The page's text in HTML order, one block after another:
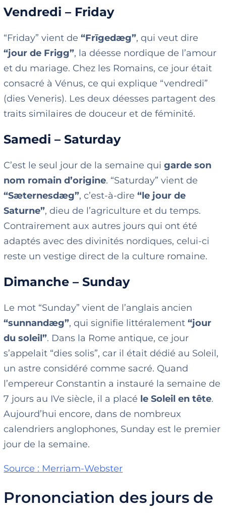
Vendredi – Friday
“Friday” vient de“Frīgedæg”, qui veut dire
“jour de Frigg”, la déesse nordique de l’amour
et du mariage. Chez les Romains, ce jour était
consacré à Vénus, ce qui explique “vendredi”
(dies Veneris). Les deux déesses partagent des
traits similaires de douceur et de féminité.
Samedi – Saturday
C’est le seul jour de la semaine quigarde son
nom romain d’origine. “Saturday” vient de
“Sæternesdæg”, c’est-à-dire“le jour de
Saturne”, dieu de l’agriculture et du temps.
Contrairement aux autres jours qui ont été
adaptés avec des divinités nordiques, celui-ci
reste un vestige direct de la culture romaine.
Dimanche – Sunday
Le mot “Sunday” vient de l’anglais ancien
“sunnandæg”, qui signifie littéralement“jour
du soleil”. Dans la Rome antique, ce jour
s’appelait “dies solis”, car il était dédié au Soleil,
un astre considéré comme sacré. Quand
l’empereur Constantin a instauré la semaine de
7 jours au IVe siècle, il a placé le Soleil en tête.
Aujourd’hui encore, dans de nombreux
calendriers anglophones, Sunday est le premier
jour de la semaine.
Source : Merriam-Webster
Prononciation des jours de